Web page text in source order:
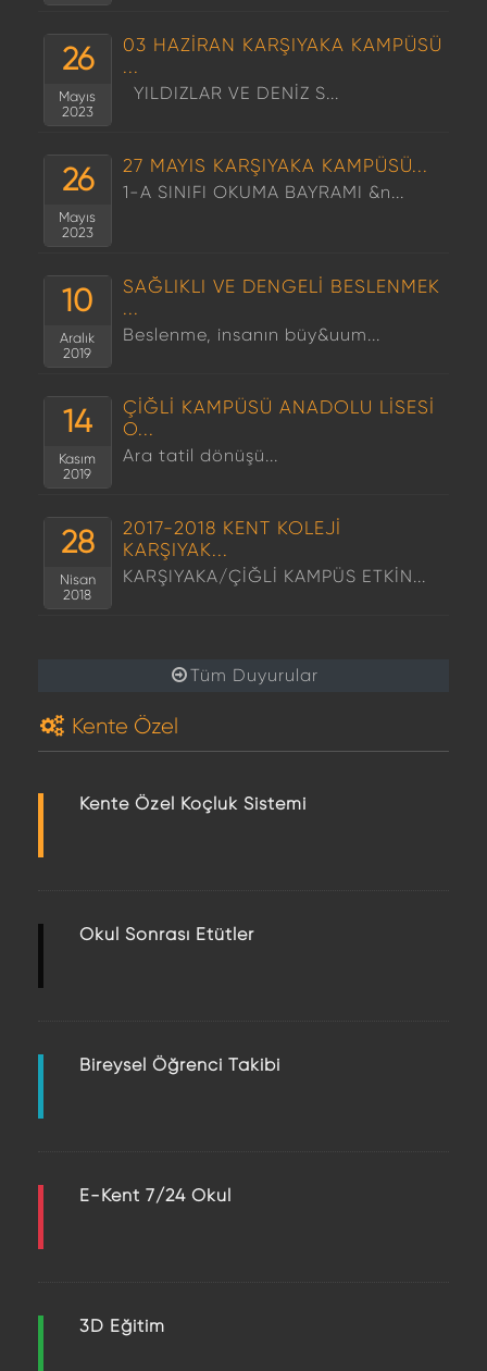
26
Mayıs
2023
03 HAZİRAN KARŞIYAKA KAMPÜSÜ
...
YILDIZLAR VE DENİZ S...
26
Mayıs
2023
27 MAYIS KARŞIYAKA KAMPÜSÜ...
1-A SINIFI OKUMA BAYRAMI &n...
10
Aralık
2019
SAĞLIKLI VE DENGELİ BESLENMEK
...
Beslenme, insanın büy&uum...
14
Kasım
2019
ÇİĞLİ KAMPÜSÜ ANADOLU LİSESİ
O...
Ara tatil dönüşü...
28
Nisan
2018
2017-2018 KENT KOLEJİ
KARŞIYAK...
KARŞIYAKA/ÇİĞLİ KAMPÜS ETKİN...
Tüm Duyurular
Kente Özel
Kente Özel Koçluk Sistemi
Okul Sonrası Etütler
Bireysel Öğrenci Takibi
E-Kent 7/24 Okul
3D Eğitim